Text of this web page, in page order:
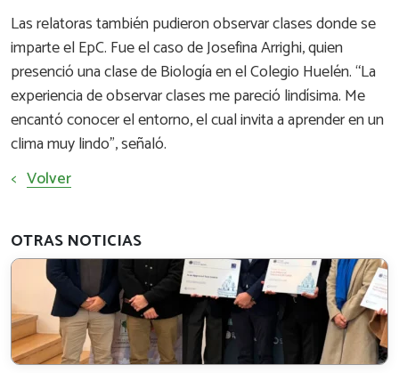
Las relatoras también pudieron observar clases donde se
imparte el EpC. Fue el caso de Josefina Arrighi, quien
presenció una clase de Biología en el Colegio Huelén. “La
experiencia de observar clases me pareció lindísima. Me
encantó conocer el entorno, el cual invita a aprender en un
clima muy lindo”, señaló.
< Volver
OTRAS NOTICIAS